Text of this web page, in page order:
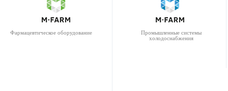
Фармацевтическое оборудование
Промышленные системы
холодоснабжения